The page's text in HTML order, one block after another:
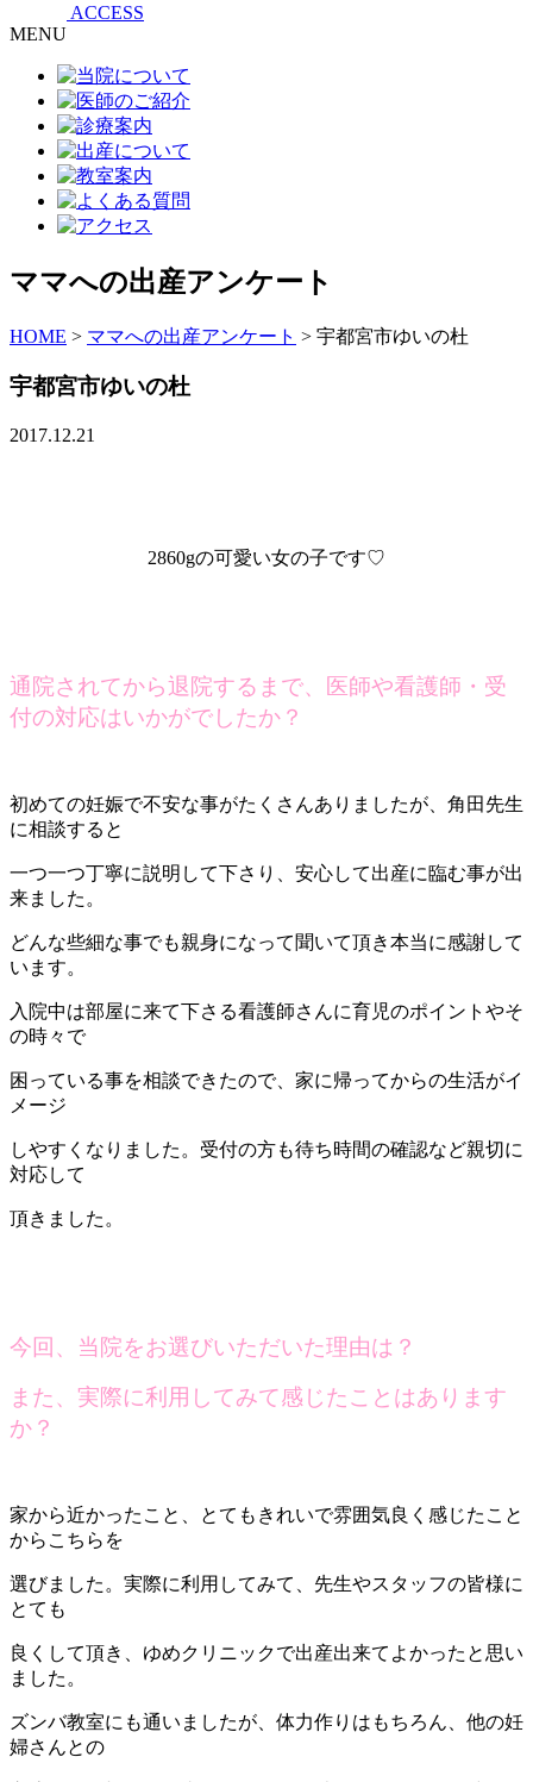
ACCESS
MENU
ママへの出産アンケート
HOME > ママへの出産アンケート > 宇都宮市ゆいの杜
宇都宮市ゆいの杜
2017.12.21
2860gの可愛い女の子です♡
通院されてから退院するまで、医師や看護師・受
付の対応はいかがでしたか？
初めての妊娠で不安な事がたくさんありましたが、角田先生
に相談すると
一つ一つ丁寧に説明して下さり、安心して出産に臨む事が出
来ました。
どんな些細な事でも親身になって聞いて頂き本当に感謝して
います。
入院中は部屋に来て下さる看護師さんに育児のポイントやそ
の時々で
困っている事を相談できたので、家に帰ってからの生活がイ
メージ
しやすくなりました。受付の方も待ち時間の確認など親切に
対応して
頂きました。
今回、当院をお選びいただいた理由は？
また、実際に利用してみて感じたことはあります
か？
家から近かったこと、とてもきれいで雰囲気良く感じたこと
からこちらを
選びました。実際に利用してみて、先生やスタッフの皆様に
とても
良くして頂き、ゆめクリニックで出産出来てよかったと思い
ました。
ズンバ教室にも通いましたが、体力作りはもちろん、他の妊
婦さんとの